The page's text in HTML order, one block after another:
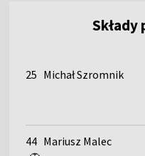
25 Michał Szromnik
44 Mariusz Malec